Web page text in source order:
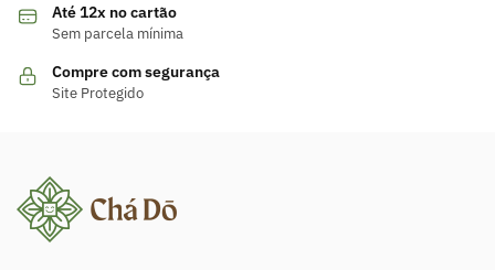
Até 12x no cartão
Sem parcela mínima
Compre com segurança
Site Protegido